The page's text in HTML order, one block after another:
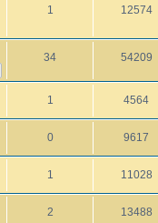
1 12574
34 54209
1 4564
0 9617
1 11028
2 13488